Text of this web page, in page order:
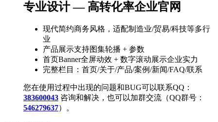
专业设计 — 高转化率企业官网
现代简约商务风格，适配制造业/贸易/科技等多行
业
产品展示支持图集轮播 + 参数
首页Banner全屏动效 + 数字滚动展示企业实力
完整栏目：首页/关于/产品/案例/新闻/FAQ/联系
您在使用过程中出现的问题和BUG可以联系QQ：
383600043 咨询和解决，也可以加群交流（QQ群号：
546279637）。